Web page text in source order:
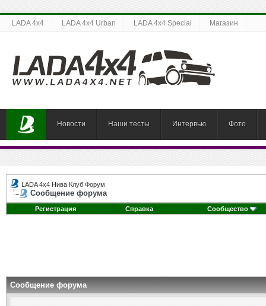
LADA 4x4 LADA 4x4 Urban LADA 4x4 Special Магазин
Новости Наши тесты Интервью Фото
LADA 4x4 Нива Клуб Форум
Сообщение форума
Регистрация Справка Сообщество
Сообщение форума